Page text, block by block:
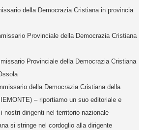
della Democrazia Cristiana in provincia
Provinciale della Democrazia Cristiana
Provinciale della Democrazia Cristiana
della Democrazia Cristiana della
– riportiamo un suo editoriale e
nostri dirigenti nel territorio nazionale
si stringe nel cordoglio alla dirigente